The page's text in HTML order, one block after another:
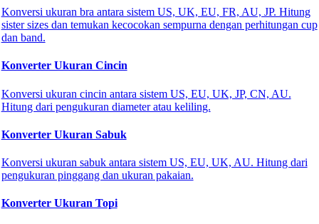
🔗Related Tools
🛍️Pakaian & Belanja
🔧 TOOLS
Konverter Ukuran Sepatu
Konverter Ukuran Pakaian
Konverter Ukuran Bra
Konverter Ukuran Sabuk
Konversi ukuran bra antara sistem US, UK, EU, FR, AU, JP. Hitung
sister sizes dan temukan kecocokan sempurna dengan perhitungan cup
dan band.
Konverter Ukuran Cincin
Konversi ukuran cincin antara sistem US, EU, UK, JP, CN, AU.
Hitung dari pengukuran diameter atau keliling.
Konverter Ukuran Sabuk
Konversi ukuran sabuk antara sistem US, EU, UK, AU. Hitung dari
pengukuran pinggang dan ukuran pakaian.
Konverter Ukuran Topi